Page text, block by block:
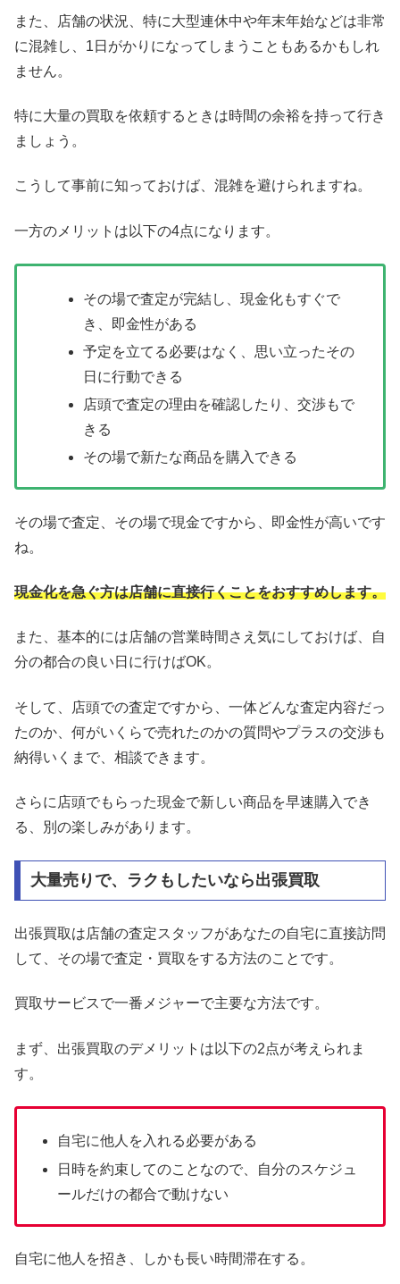
また、店舗の状況、特に大型連休中や年末年始などは非常
に混雑し、1日がかりになってしまうこともあるかもしれ
ません。
特に大量の買取を依頼するときは時間の余裕を持って行き
ましょう。
こうして事前に知っておけば、混雑を避けられますね。
一方のメリットは以下の4点になります。
その場で査定が完結し、現金化もすぐで
き、即金性がある
予定を立てる必要はなく、思い立ったその
日に行動できる
店頭で査定の理由を確認したり、交渉もで
きる
その場で新たな商品を購入できる
その場で査定、その場で現金ですから、即金性が高いです
ね。
現金化を急ぐ方は店舗に直接行くことをおすすめします。
また、基本的には店舗の営業時間さえ気にしておけば、自
分の都合の良い日に行けばOK。
そして、店頭での査定ですから、一体どんな査定内容だっ
たのか、何がいくらで売れたのかの質問やプラスの交渉も
納得いくまで、相談できます。
さらに店頭でもらった現金で新しい商品を早速購入でき
る、別の楽しみがあります。
大量売りで、ラクもしたいなら出張買取
出張買取は店舗の査定スタッフがあなたの自宅に直接訪問
して、その場で査定・買取をする方法のことです。
買取サービスで一番メジャーで主要な方法です。
まず、出張買取のデメリットは以下の2点が考えられま
す。
自宅に他人を入れる必要がある
日時を約束してのことなので、自分のスケジュ
ールだけの都合で動けない
自宅に他人を招き、しかも長い時間滞在する。